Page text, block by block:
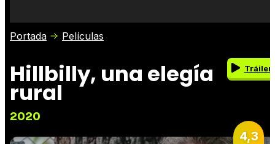
Críticas
Portada Películas
Hillbilly, una elegía
rural
2020
Tráiler
4,3